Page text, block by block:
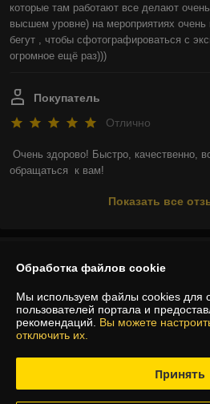
которые там работают все делают
высшем уровне) на мероприятиях очень
бегут , чтобы сфотографироваться с
огромное ещё раз)))
Покупатель
Отлично
Очень здорово! Быстро, качественно,
обращаться  к вам!
Показать все
Контакты
Доставка и оплата
Обработка файлов cookie
Мы используем файлы cookies для
пользователей портала и
рекомендаций. Вы можете
отключить их.
Принять